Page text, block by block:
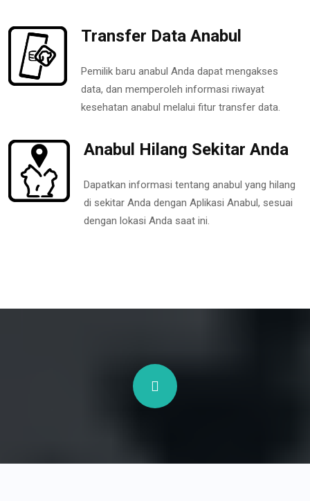
Transfer Data Anabul
Pemilik baru anabul Anda dapat mengakses
data, dan memperoleh informasi riwayat
kesehatan anabul melalui fitur transfer data.
Anabul Hilang Sekitar Anda
Dapatkan informasi tentang anabul yang hilang
di sekitar Anda dengan Aplikasi Anabul, sesuai
dengan lokasi Anda saat ini.